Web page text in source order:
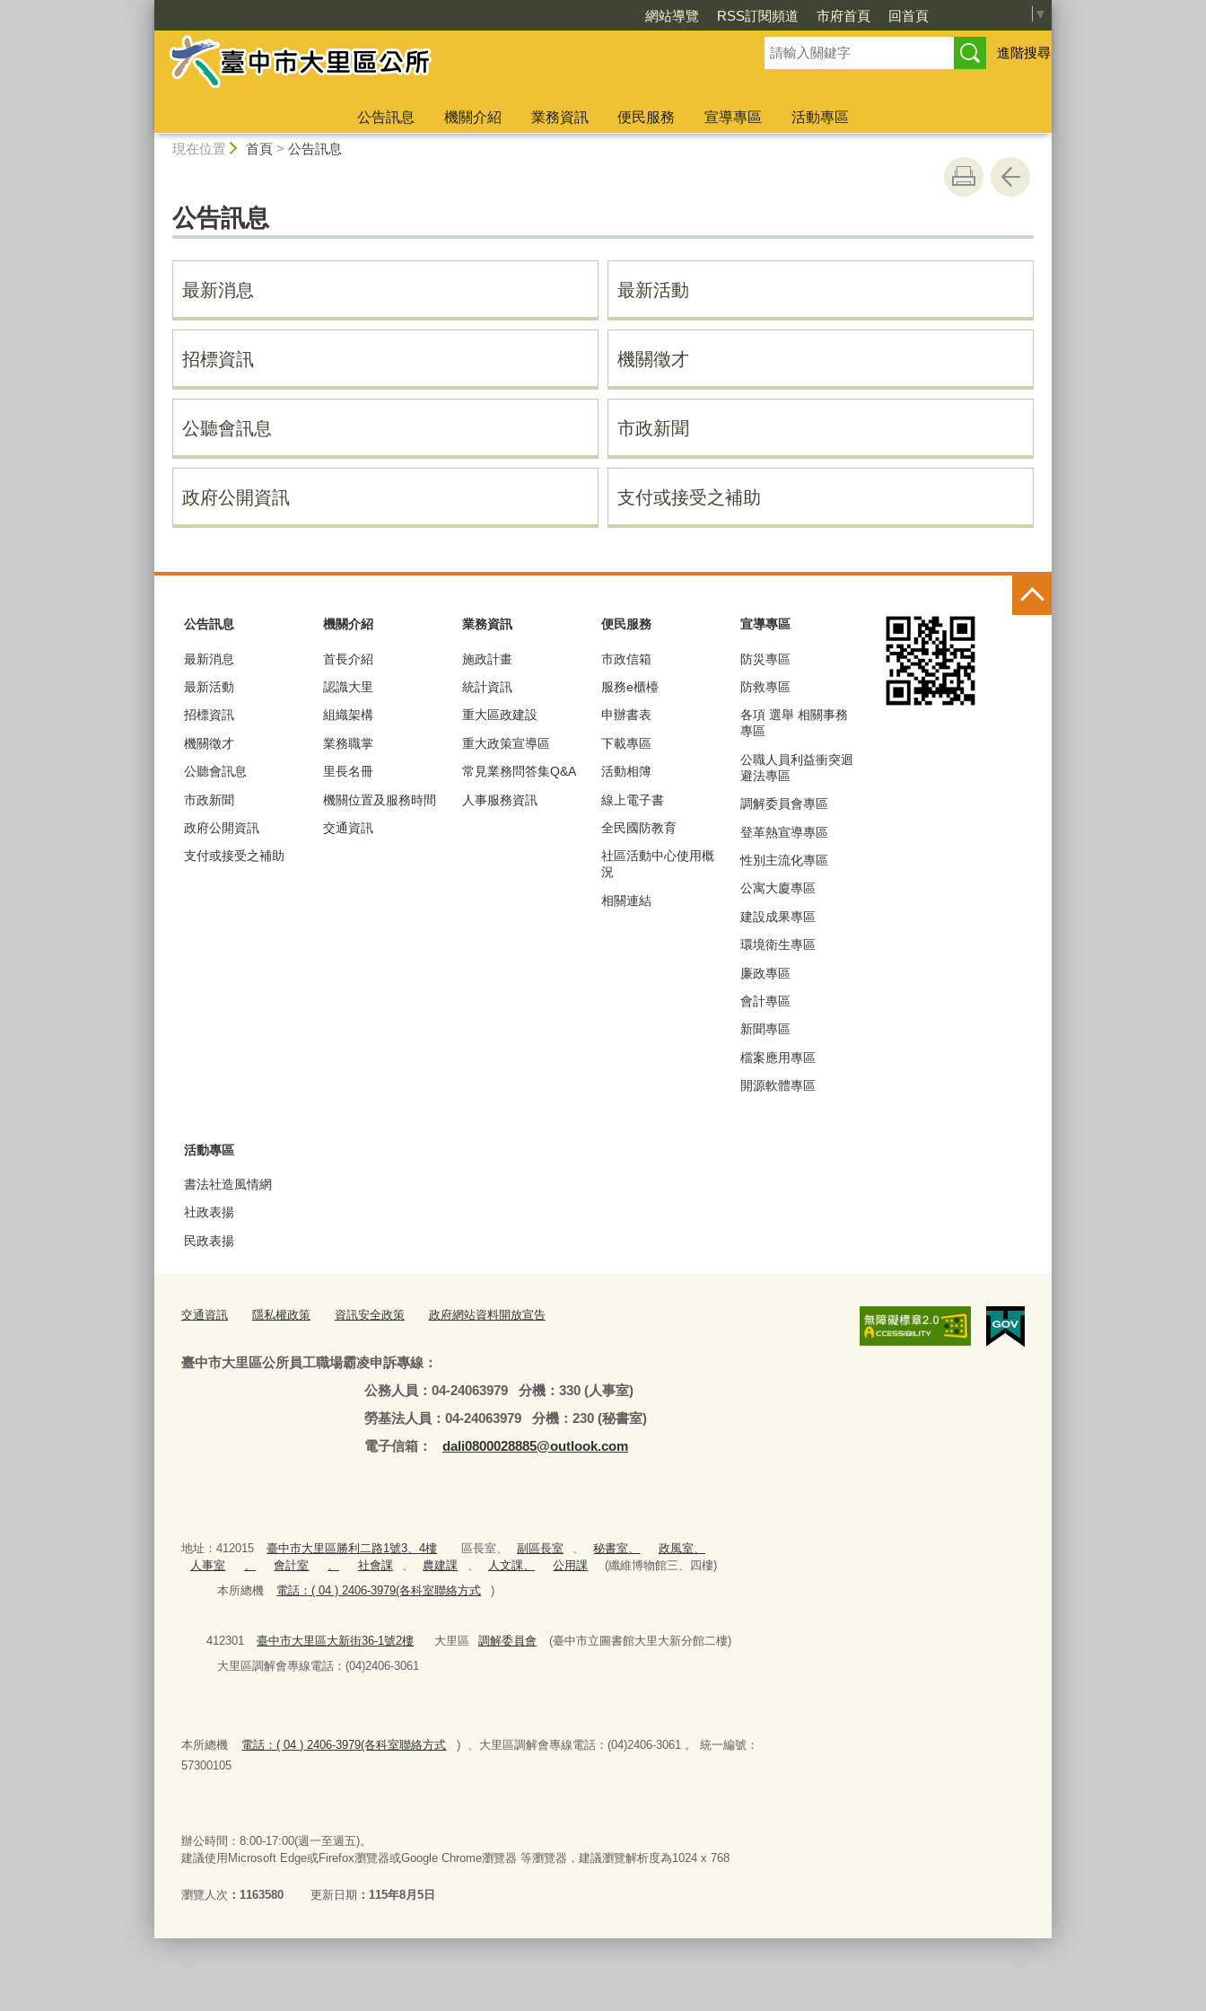
網站導覽 RSS訂閱頻道 市府首頁 回首頁 ▼
進階搜尋
公告訊息 機關介紹 業務資訊 便民服務 宣導專區
活動專區
現在位置 首頁> 公告訊息
公告訊息
最新消息 最新活動
招標資訊 機關徵才
公聽會訊息 市政新聞
政府公開資訊 支付或接受之補助
公告訊息
最新消息
最新活動
招標資訊
機關徵才
公聽會訊息
市政新聞
政府公開資訊
支付或接受之補助
機關介紹
首長介紹
認識大里
組織架構
業務職掌
里長名冊
機關位置及服務時間
交通資訊
業務資訊
施政計畫
統計資訊
重大區政建設
重大政策宣導區
常見業務問答集Q&A
人事服務資訊
便民服務
市政信箱
服務e櫃檯
申辦書表
下載專區
活動相簿
線上電子書
全民國防教育
社區活動中心使用概
況
相關連結
宣導專區
防災專區
防救專區
各項 選舉 相關事務
專區
公職人員利益衝突迴
避法專區
調解委員會專區
登革熱宣導專區
性別主流化專區
公寓大廈專區
建設成果專區
環境衛生專區
廉政專區
會計專區
新聞專區
檔案應用專區
開源軟體專區
活動專區
書法社造風情網
社政表揚
民政表揚
交通資訊 隱私權政策 資訊安全政策 政府網站資料開放宣告
臺中市大里區公所員工職場霸凌申訴專線：
公務人員：04-24063979 分機：330 (人事室)
勞基法人員：04-24063979 分機：230 (秘書室)
電子信箱：
dali0800028885@outlook.com
地址：412015 臺中市大里區勝利二路1號3、4樓 區長室、 副區長室 、 秘書室、
政風室、
人事室
、 會計室 、 社會課 、 農建課 、 人文課、 公用課
(纖維博物館三、四樓)
本所總機
電話：( 04 ) 2406-3979(各科室聯絡方式 )
412301 臺中市大里區大新街36-1號2樓 大里區 調解委員會
(臺中市立圖書館大里大新分館二樓)
大里區調解會專線電話：(04)2406-3061
本所總機 電話：( 04 ) 2406-3979(各科室聯絡方式
) 、大里區調解會專線電話：(04)2406-3061 。 統一編號：
57300105
辦公時間：8:00-17:00(週一至週五)。
建議使用Microsoft Edge或Firefox瀏覽器或Google Chrome瀏覽器 等瀏覽器，建議瀏覽解析度為1024 x 768
瀏覽人次 1163580 更新日期 115年8月5日